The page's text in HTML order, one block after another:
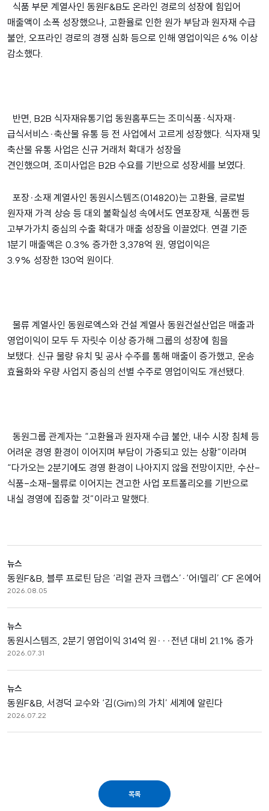
식품 부문 계열사인 동원F&B도 온라인 경로의 성장에 힘입어
매출액이 소폭 성장했으나, 고환율로 인한 원가 부담과 원자재 수급
불안, 오프라인 경로의 경쟁 심화 등으로 인해 영업이익은 6% 이상
감소했다.
반면, B2B 식자재유통기업 동원홈푸드는 조미식품·식자재·
급식서비스·축산물 유통 등 전 사업에서 고르게 성장했다. 식자재 및
축산물 유통 사업은 신규 거래처 확대가 성장을
견인했으며, 조미사업은 B2B 수요를 기반으로 성장세를 보였다.
포장·소재 계열사인 동원시스템즈(014820)는 고환율, 글로벌
원자재 가격 상승 등 대외 불확실성 속에서도 연포장재, 식품캔 등
고부가가치 중심의 수출 확대가 매출 성장을 이끌었다. 연결 기준
1분기 매출액은 0.3% 증가한 3,378억 원, 영업이익은
3.9% 성장한 130억 원이다.
물류 계열사인 동원로엑스와 건설 계열사 동원건설산업은 매출과
영업이익이 모두 두 자릿수 이상 증가해 그룹의 성장에 힘을
보탰다. 신규 물량 유치 및 공사 수주를 통해 매출이 증가했고, 운송
효율화와 우량 사업지 중심의 선별 수주로 영업이익도 개선됐다.
동원그룹 관계자는 “고환율과 원자재 수급 불안, 내수 시장 침체 등
어려운 경영 환경이 이어지며 부담이 가중되고 있는 상황”이라며
“다가오는 2분기에도 경영 환경이 나아지지 않을 전망이지만, 수산-
식품-소재-물류로 이어지는 견고한 사업 포트폴리오를 기반으로
내실 경영에 집중할 것”이라고 말했다.
뉴스
동원F&B, 블루 프로틴 담은 ‘리얼 관자 크랩스’·‘어!델리’ CF 온에어
2026.08.05
뉴스
동원시스템즈, 2분기 영업이익 314억 원···전년 대비 21.1% 증가
2026.07.31
뉴스
동원F&B, 서경덕 교수와 ‘김(Gim)의 가치’ 세계에 알린다
2026.07.22
목록